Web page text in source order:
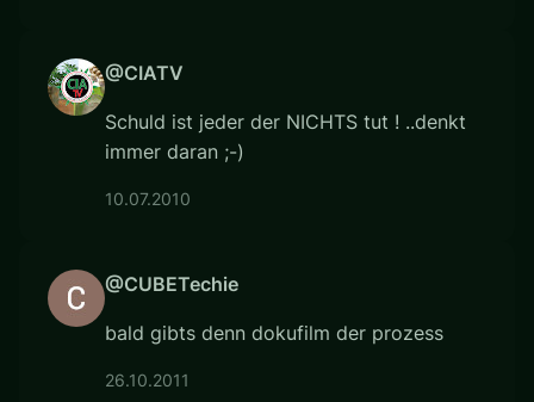
@CIATV
Schuld ist jeder der NICHTS tut ! ..denkt
immer daran ;-)
10.07.2010
@CUBETechie
bald gibts denn dokufilm der prozess
26.10.2011